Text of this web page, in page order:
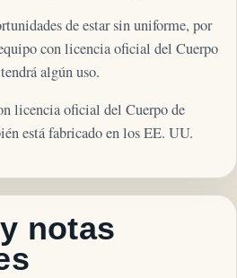
de estar sin uniforme, por
con licencia oficial del Cuerpo
algún uso.
licencia oficial del Cuerpo de
está fabricado en los EE. UU.
notas